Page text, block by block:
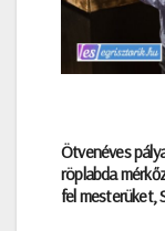
Ötvenéves
röplabda
fel mesterüket,